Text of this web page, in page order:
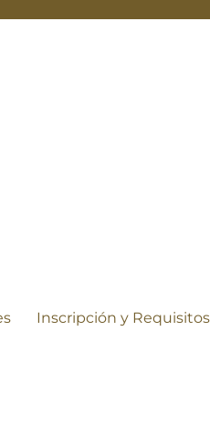
Inscripción y Requisitos